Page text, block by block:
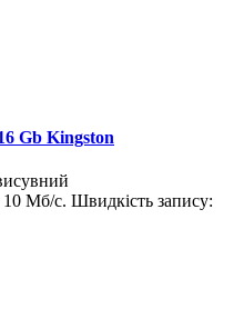
Gb Kingston
Мб/с. Швидкість запису: